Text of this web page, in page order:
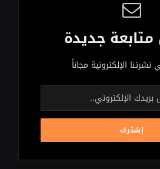
جديدة
الإلكترونية مجاناً